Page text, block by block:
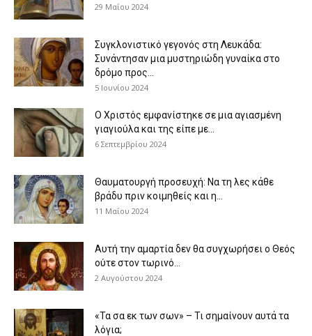
29 Μαΐου 2024
Συγκλονιστικό γεγονός στη Λευκάδα:
Συνάντησαν μια μυστηριώδη γυναίκα στο
δρόμο προς...
5 Ιουνίου 2024
Ο Χριστός εμφανίστηκε σε μια αγιασμένη
γιαγιούλα και της είπε με...
6 Σεπτεμβρίου 2024
Θαυματουργή προσευχή: Να τη λες κάθε
βράδυ πριν κοιμηθείς και η...
11 Μαΐου 2024
Αυτή την αμαρτία δεν θα συγχωρήσει ο Θεός
ούτε στον τωρινό...
2 Αυγούστου 2024
«Τα σα εκ των σων» – Τι σημαίνουν αυτά τα
λόγια;